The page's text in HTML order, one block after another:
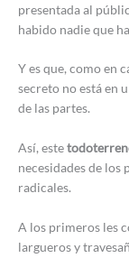
presentada al
habido nadie que
Y es que, como en
secreto no está en
de las partes.
Así, este
necesidades de los
radicales.
A los primeros les
largueros y